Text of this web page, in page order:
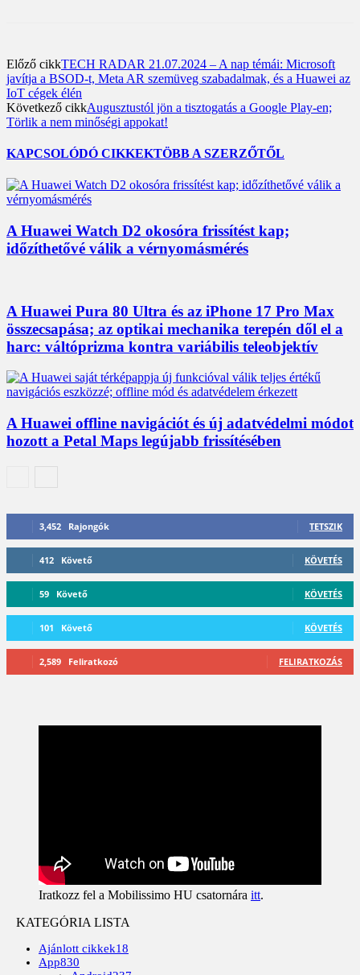
Előző cikkTECH RADAR 21.07.2024 – A nap témái: Microsoft
javítja a BSOD-t, Meta AR szemüveg szabadalmak, és a Huawei az
IoT cégek élén
Következő cikkAugusztustól jön a tisztogatás a Google Play-en;
Törlik a nem minőségi appokat!
KAPCSOLÓDÓ CIKKEKTÖBB A SZERZŐTŐL
A Huawei Watch D2 okosóra frissítést kap;
időzíthetővé válik a vérnyomásmérés
A Huawei Pura 80 Ultra és az iPhone 17 Pro Max
összecsapása; az optikai mechanika terepén dől el a
harc: váltóprizma kontra variábilis teleobjektív
A Huawei offline navigációt és új adatvédelmi módot
hozott a Petal Maps legújabb frissítésében
3,452 Rajongók TETSZIK
412 Követő KÖVETÉS
59 Követő KÖVETÉS
101 Követő KÖVETÉS
2,589 Feliratkozó FELIRATKOZÁS
Iratkozz fel a Mobilissimo HU csatornára itt.
KATEGÓRIA LISTA
Ajánlott cikkek18
App830